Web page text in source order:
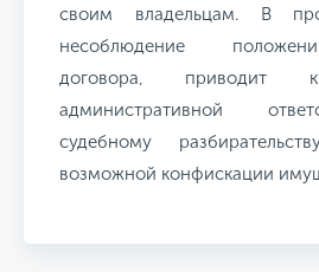
своим владельцам. В
несоблюдение
договора, приводит
административной
судебному
возможной конфискации